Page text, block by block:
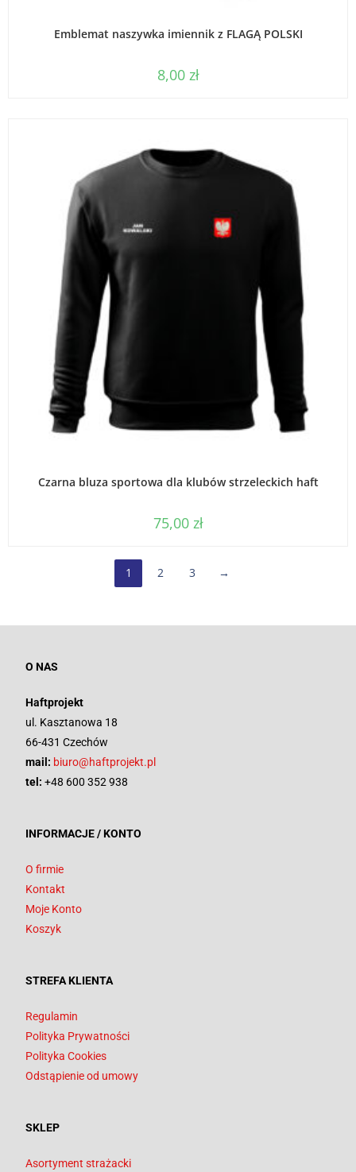
Emblemat naszywka imiennik z FLAGĄ POLSKI
8,00 zł
Czarna bluza sportowa dla klubów strzeleckich haft
75,00 zł
1 2 3 →
O NAS
Haftprojekt
ul. Kasztanowa 18
66-431 Czechów
mail: biuro@haftprojekt.pl
tel: +48 600 352 938
INFORMACJE / KONTO
O firmie
Kontakt
Moje Konto
Koszyk
STREFA KLIENTA
Regulamin
Polityka Prywatności
Polityka Cookies
Odstąpienie od umowy
SKLEP
Asortyment strażacki